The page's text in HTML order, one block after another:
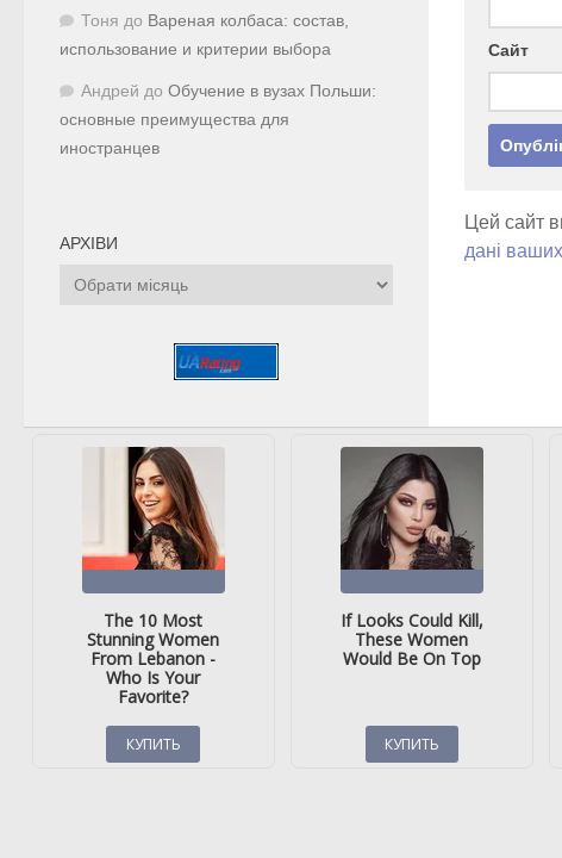
Сайт
Цей сайт
дані
Тоня до Вареная колбаса: состав,
использование и критерии выбора
Андрей до Обучение в вузах Польши:
основные преимущества для
иностранцев
АРХІВИ
Архіви